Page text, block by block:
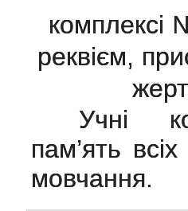
комплексі
реквієм,
Учні
пам’ять
мовчання.